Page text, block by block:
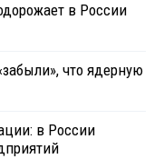
в России
что ядерную
в России